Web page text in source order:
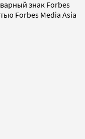
знак Forbes
Forbes Media Asia